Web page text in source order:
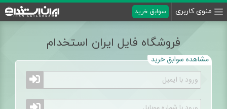
منوی کاربری سوابق خرید
فروشگاه فایل ایران استخدام
مشاهده سوابق خرید